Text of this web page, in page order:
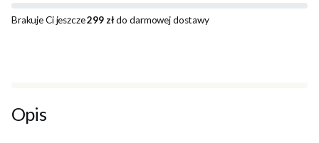
Brakuje Ci jeszcze299 złdo darmowej dostawy
Opis